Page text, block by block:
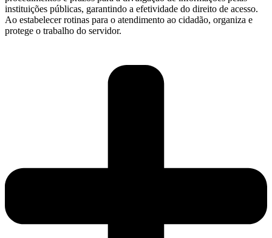
instituições públicas, garantindo a efetividade do direito de acesso.
Ao estabelecer rotinas para o atendimento ao cidadão, organiza e
protege o trabalho do servidor.